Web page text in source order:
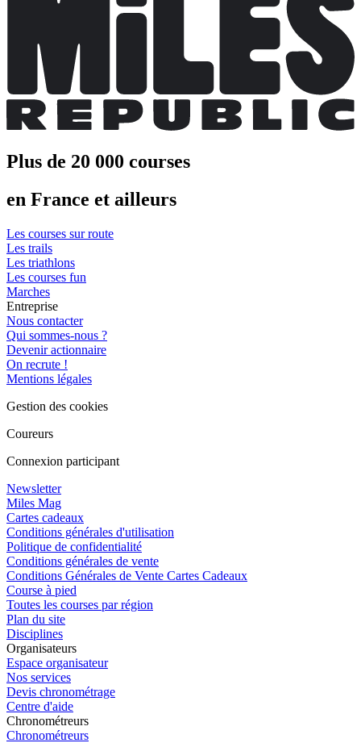
Plus de 20 000 courses
en France et ailleurs
Les courses sur route
Les trails
Les triathlons
Les courses fun
Marches
Entreprise
Nous contacter
Qui sommes-nous ?
Devenir actionnaire
On recrute !
Mentions légales
Gestion des cookies
Coureurs
Connexion participant
Newsletter
Miles Mag
Cartes cadeaux
Conditions générales d'utilisation
Politique de confidentialité
Conditions générales de vente
Conditions Générales de Vente Cartes Cadeaux
Course à pied
Toutes les courses par région
Plan du site
Disciplines
Organisateurs
Espace organisateur
Nos services
Devis chronométrage
Centre d'aide
Chronométreurs
Chronométreurs